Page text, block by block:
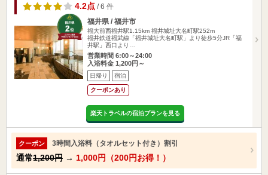
4.2点/ 6 件
福井県 / 福井市
福大前西福井駅1.15km 福井城址大名町駅252m
福井鉄道福武線「福井城址大名町駅」より徒歩5分JR「福
井駅」西口より…
営業時間 6:00～24:00
入浴料金 1,200円～
日帰り 宿泊
クーポンあり
楽天トラベルの宿泊プランを見る
クーポン 3時間入浴料（タオルセット付き）割引
通常1,200円 → 1,000円（200円お得！）